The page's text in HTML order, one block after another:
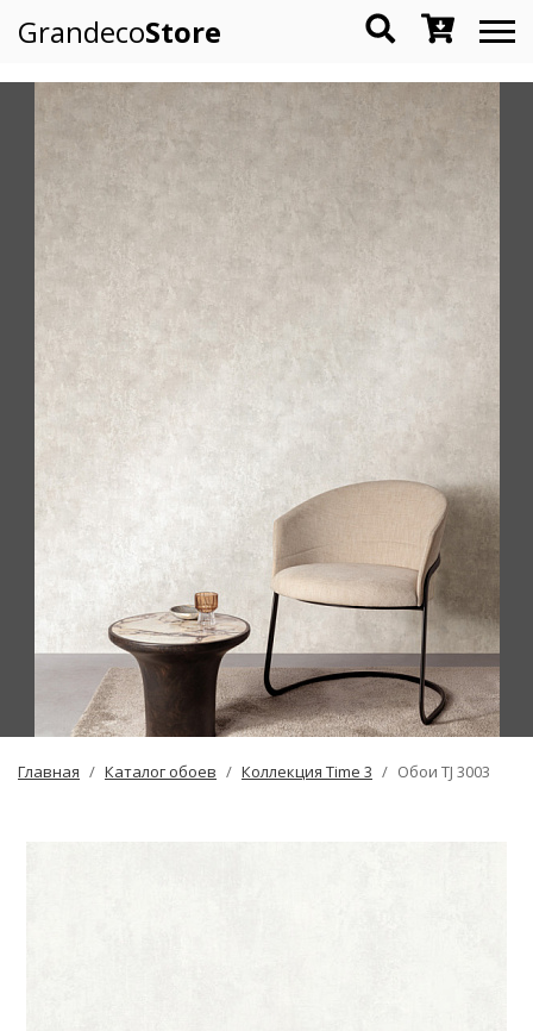
GrandecoStore
Главная Каталог обоев Коллекция Time 3 Обои TJ 3003